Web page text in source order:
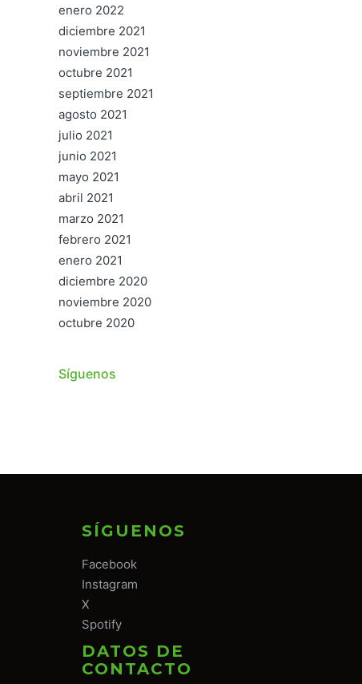
enero 2022
diciembre 2021
noviembre 2021
octubre 2021
septiembre 2021
agosto 2021
julio 2021
junio 2021
mayo 2021
abril 2021
marzo 2021
febrero 2021
enero 2021
diciembre 2020
noviembre 2020
octubre 2020
Síguenos
SÍGUENOS
Facebook
Instagram
X
Spotify
DATOS DE
CONTACTO